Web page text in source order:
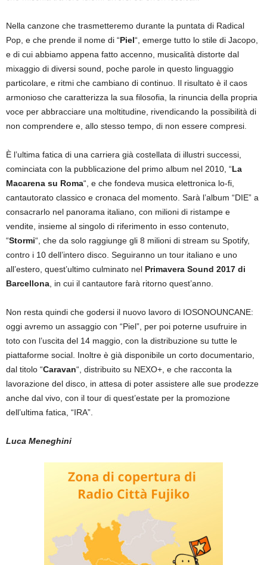
Nella canzone che trasmetteremo durante la puntata di Radical
Pop, e che prende il nome di “Piel“, emerge tutto lo stile di Jacopo,
e di cui abbiamo appena fatto accenno, musicalità distorte dal
mixaggio di diversi sound, poche parole in questo linguaggio
particolare, e ritmi che cambiano di continuo. Il risultato è il caos
armonioso che caratterizza la sua filosofia, la rinuncia della propria
voce per abbracciare una moltitudine, rivendicando la possibilità di
non comprendere e, allo stesso tempo, di non essere compresi.
È l’ultima fatica di una carriera già costellata di illustri successi,
cominciata con la pubblicazione del primo album nel 2010, “La
Macarena su Roma“, e che fondeva musica elettronica lo-fi,
cantautorato classico e cronaca del momento. Sarà l’album “DIE” a
consacrarlo nel panorama italiano, con milioni di ristampe e
vendite, insieme al singolo di riferimento in esso contenuto,
“Stormi“, che da solo raggiunge gli 8 milioni di stream su Spotify,
contro i 10 dell’intero disco. Seguiranno un tour italiano e uno
all’estero, quest’ultimo culminato nel Primavera Sound 2017 di
Barcellona, in cui il cantautore farà ritorno quest’anno.
Non resta quindi che godersi il nuovo lavoro di IOSONOUNCANE:
oggi avremo un assaggio con “Piel”, per poi poterne usufruire in
toto con l’uscita del 14 maggio, con la distribuzione su tutte le
piattaforme social. Inoltre è già disponibile un corto documentario,
dal titolo “Caravan“, distribuito su NEXO+, e che racconta la
lavorazione del disco, in attesa di poter assistere alle sue prodezze
anche dal vivo, con il tour di quest’estate per la promozione
dell’ultima fatica, “IRA”.
Luca Meneghini